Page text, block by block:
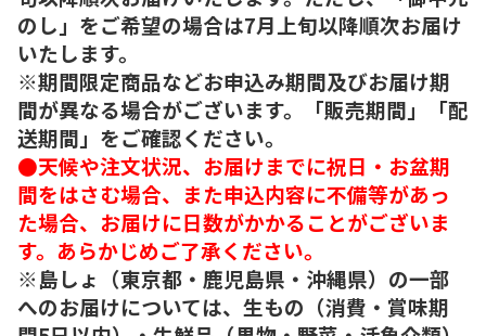
のし」をご希望の場合は7月上旬以降順次お届け
いたします。
※期間限定商品などお申込み期間及びお届け期
間が異なる場合がございます。「販売期間」「配
送期間」をご確認ください。
●天候や注文状況、お届けまでに祝日・お盆期
間をはさむ場合、また申込内容に不備等があっ
た場合、お届けに日数がかかることがございま
す。あらかじめご了承ください。
※島しょ（東京都・鹿児島県・沖縄県）の一部
へのお届けについては、生もの（消費・賞味期